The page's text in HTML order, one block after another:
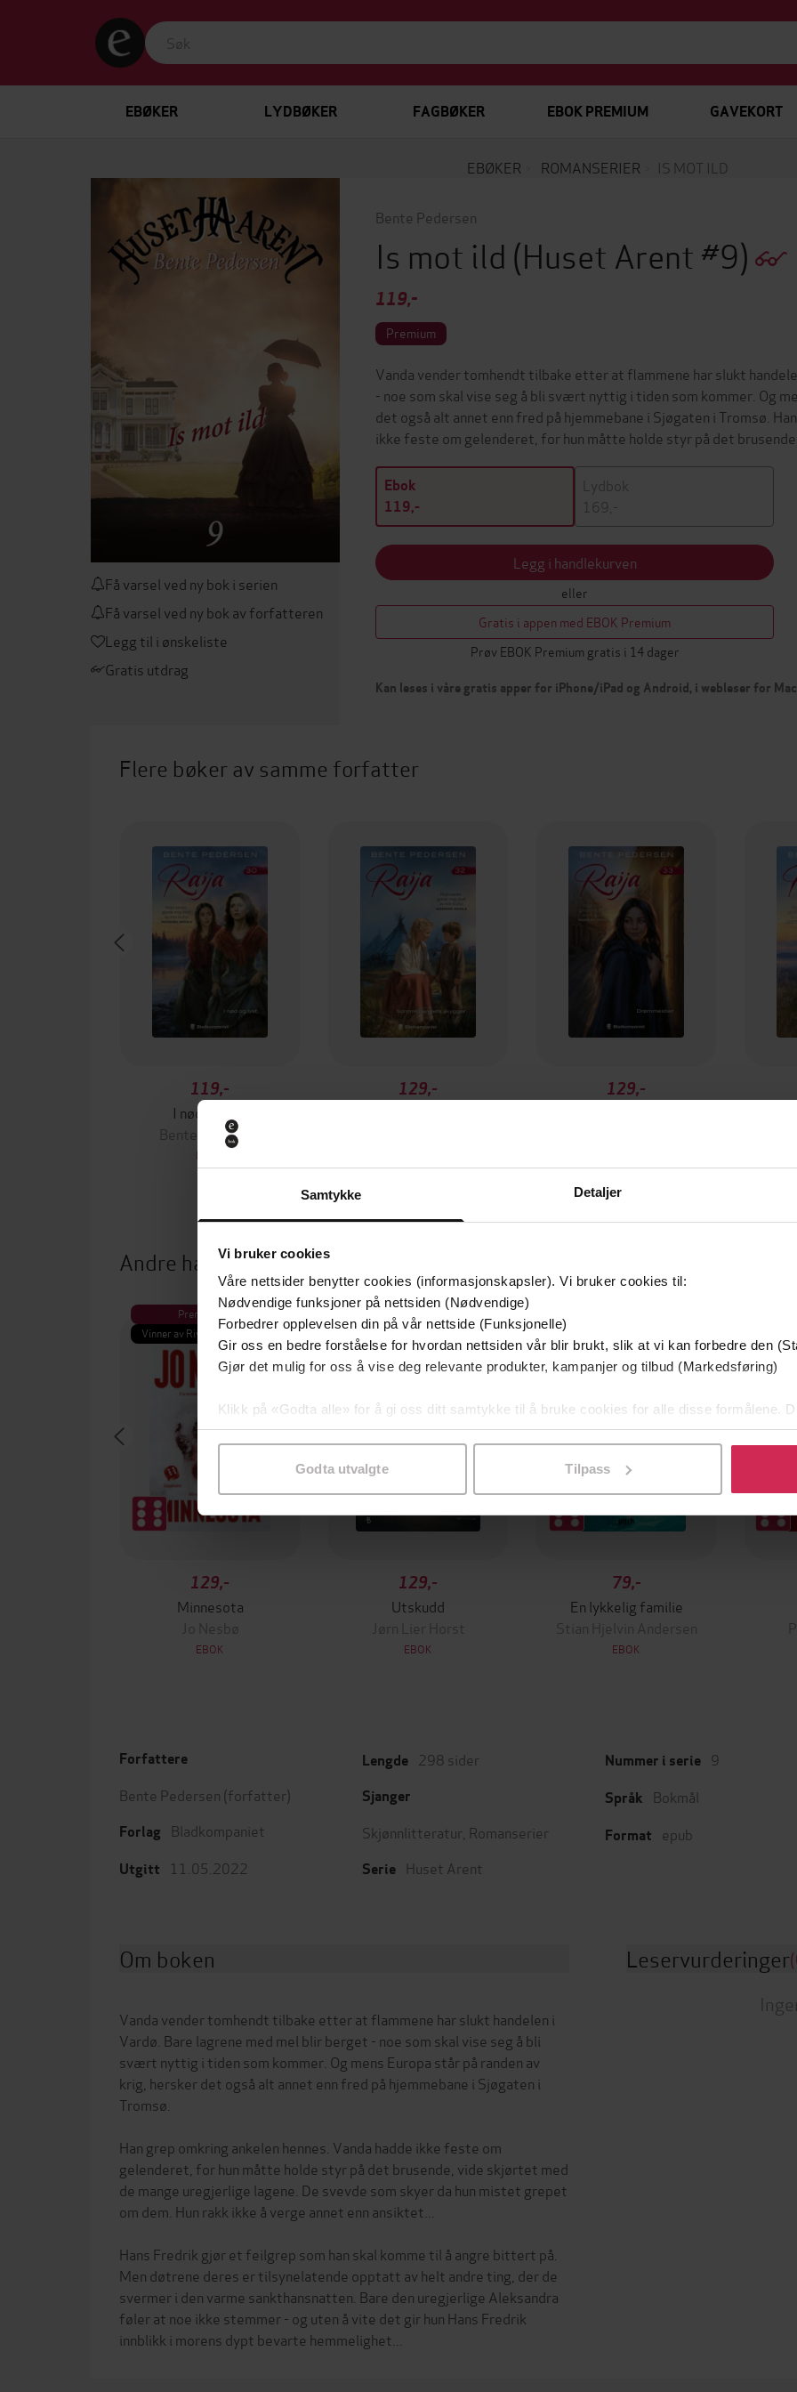
Samtykke Detaljer
Vi bruker cookies
Våre nettsider benytter cookies (informasjonskapsler). Vi bruker cookies til:
Nødvendige funksjoner på nettsiden (Nødvendige)
Forbedrer opplevelsen din på vår nettside (Funksjonelle)
Gir oss en bedre forståelse for hvordan nettsiden vår blir brukt, slik at vi kan forbedre den
Gjør det mulig for oss å vise deg relevante produkter, kampanjer og tilbud (Markedsføring)
Klikk på «Godta alle» for å gi oss ditt samtykke til å bruke cookies for alle disse formålene.
samtykke til spesifikke formål ved å klikke på «Tilpass». Du kan når som helst trekke
Godta utvalgte Tilpass
EBØKER LYDBØKER FAGBØKER EBOK PREMIUM GAVEKORT
EBØKER ROMANSERIER IS MOT ILD
Få varsel ved ny bok i serien
Få varsel ved ny bok av forfatteren
Legg til i ønskeliste
Gratis utdrag
Bente Pedersen
Is mot ild (Huset Arent #9)
119,-
Premium
Vanda vender tomhendt tilbake etter at flammene har slukt
- noe som skal vise seg å bli svært nyttig i tiden som kommer. Og
det også alt annet enn fred på hjemmebane i Sjøgaten i Tromsø.
ikke feste om gelenderet, for hun måtte holde styr på det
Ebok
119,-
Lydbok
169,-
Legg i handlekurven
eller
Gratis i appen med EBOK Premium
Prøv EBOK Premium gratis i 14 dager
Kan leses i våre gratis apper for iPhone/iPad og Android, i webleser for
Flere bøker av samme forfatter
119,-
I nød og lyst
Bente Pedersen
EBOK
129,-
129,-
Andre har også kjøpt
Premium
Vinner av Rivertonprisen
129,-
Minnesota
Jo Nesbø
EBOK
Første gang på tilbud
129,-
Utskudd
Jørn Lier Horst
EBOK
79,-
En lykkelig familie
Stian Hjelvin Andersen
EBOK
Forfattere
Bente Pedersen (forfatter)
Forlag Bladkompaniet
Utgitt 11.05.2022
Lengde 298 sider
Sjanger
Skjønnlitteratur Romanserier
Serie Huset Arent
Nummer i serie 9
Språk Bokmål
Format epub
Om boken
Vanda vender tomhendt tilbake etter at flammene har slukt handelen i
Vardø. Bare lagrene med mel blir berget - noe som skal vise seg å bli
svært nyttig i tiden som kommer. Og mens Europa står på randen av
krig, hersker det også alt annet enn fred på hjemmebane i Sjøgaten i
Tromsø.
Han grep omkring ankelen hennes. Vanda hadde ikke feste om
gelenderet, for hun måtte holde styr på det brusende, vide skjørtet med
de mange uregjerlige lagene. De svevde som skyer da hun mistet grepet
om dem. Hun rakk ikke å verge annet enn ansiktet...
Hans Fredrik gjør et feilgrep som han skal komme til å angre bittert på.
Men døtrene deres er tilsynelatende opptatt av helt andre ting, der de
svermer i den varme sankthansnatten. Bare den uregjerlige Aleksandra
føler at noe ikke stemmer - og uten å vite det gir hun Hans Fredrik
Leservurderinger